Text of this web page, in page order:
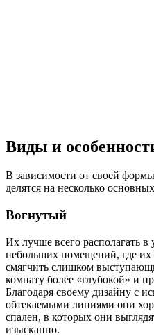
Виды и
В зависимости от своей
делятся на несколько
Вогнутый
Их лучше всего располагать в
небольших помещений, где их
смягчить слишком
комнату более «глубокой» и
Благодаря своему дизайну с
обтекаемыми линиями они
спален, в которых они
изысканно.